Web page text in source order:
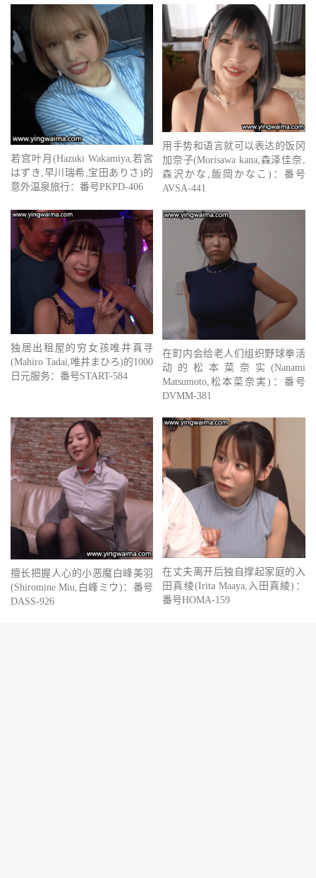
若宫叶月(Hazuki Wakamiya,若宮
はずき,早川瑞希,宝田ありさ)的
意外温泉旅行：番号PKPD-406
用手势和语言就可以表达的饭冈
加奈子(Morisawa kana,森泽佳奈,
森沢かな,飯岡かなこ)：番号
AVSA-441
独居出租屋的穷女孩唯井真寻
(Mahiro Tadai,唯井まひろ)的1000
日元服务：番号START-584
在町内会给老人们组织野球拳活
动的松本菜奈实(Nanami
Matsumoto,松本菜奈実)：番号
DVMM-381
擅长把握人心的小恶魔白峰美羽
(Shiromine Miu,白峰ミウ)：番号
DASS-926
在丈夫离开后独自撑起家庭的入
田真绫(Irita Maaya,入田真綾)：
番号HOMA-159